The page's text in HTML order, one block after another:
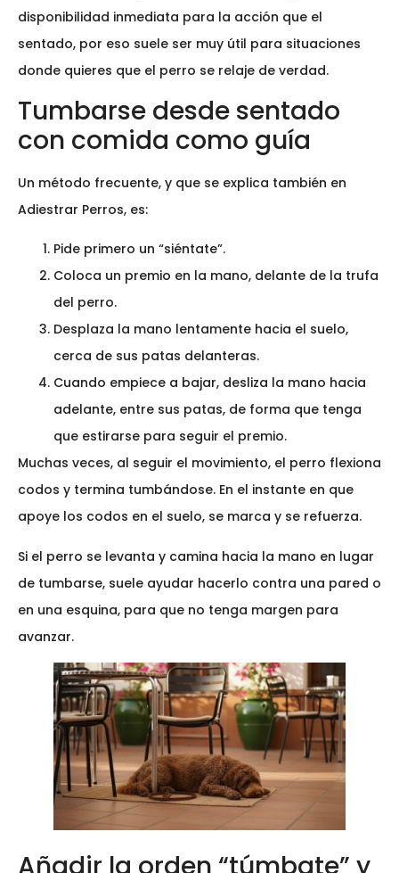
disponibilidad inmediata para la acción que el
sentado, por eso suele ser muy útil para situaciones
donde quieres que el perro se relaje de verdad.
Tumbarse desde sentado
con comida como guía
Un método frecuente, y que se explica también en
Adiestrar Perros, es:
Pide primero un “siéntate”.
Coloca un premio en la mano, delante de la trufa
del perro.
Desplaza la mano lentamente hacia el suelo,
cerca de sus patas delanteras.
Cuando empiece a bajar, desliza la mano hacia
adelante, entre sus patas, de forma que tenga
que estirarse para seguir el premio.
Muchas veces, al seguir el movimiento, el perro flexiona
codos y termina tumbándose. En el instante en que
apoye los codos en el suelo, se marca y se refuerza.
Si el perro se levanta y camina hacia la mano en lugar
de tumbarse, suele ayudar hacerlo contra una pared o
en una esquina, para que no tenga margen para
avanzar.
Añadir la orden “túmbate” y